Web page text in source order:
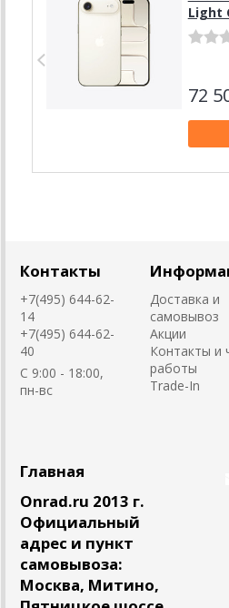
Light
72
Контакты
+7(495) 644-62-
14
+7(495) 644-62-
40
C 9:00 - 18:00,
пн-вс
Доставка и
самовывоз
Акции
Контакты и
работы
Trade-In
Главная
Onrad.ru 2013 г.
Официальный
адрес и пункт
самовывоза:
Москва, Митино,